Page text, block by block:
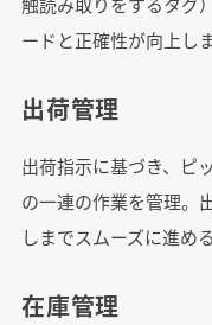
ードと正確性が向上しま
出荷管理
出荷指示に基づき、ピ
の一連の作業を管理。
しまでスムーズに進め
在庫管理